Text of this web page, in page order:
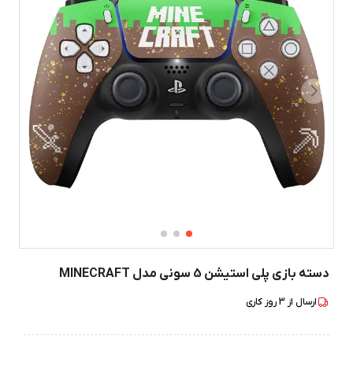
دسته بازی پلی استیشن 5 سونی مدل MINECRAFT
ارسال از 3روز کاری